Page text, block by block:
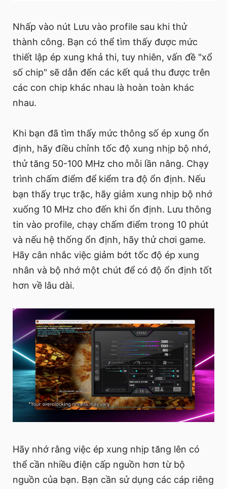
Nhấp vào nút Lưu vào profile sau khi thử
thành công. Bạn có thể tìm thấy được mức
thiết lập ép xung khả thi, tuy nhiên, vấn đề "xổ
số chip" sẽ dẫn đến các kết quả thu được trên
các con chip khác nhau là hoàn toàn khác
nhau.
Khi bạn đã tìm thấy mức thông số ép xung ổn
định, hãy điều chỉnh tốc độ xung nhịp bộ nhớ,
thử tăng 50-100 MHz cho mỗi lần nâng. Chạy
trình chấm điểm để kiểm tra độ ổn định. Nếu
bạn thấy trục trặc, hãy giảm xung nhịp bộ nhớ
xuống 10 MHz cho đến khi ổn định. Lưu thông
tin vào profile, chạy chấm điểm trong 10 phút
và nếu hệ thống ổn định, hãy thử chơi game.
Hãy cân nhắc việc giảm bớt tốc độ ép xung
nhân và bộ nhớ một chút để có độ ổn định tốt
hơn về lâu dài.
Hãy nhớ rằng việc ép xung nhịp tăng lên có
thể cần nhiều điện cấp nguồn hơn từ bộ
nguồn của bạn. Bạn cần sử dụng các cáp riêng